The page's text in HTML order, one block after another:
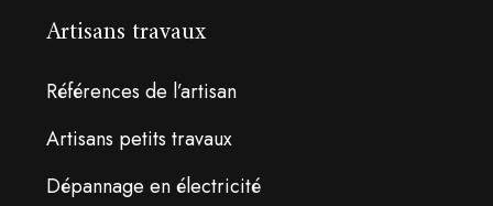
Artisans travaux
Références de l’artisan
Artisans petits travaux
Dépannage en électricité